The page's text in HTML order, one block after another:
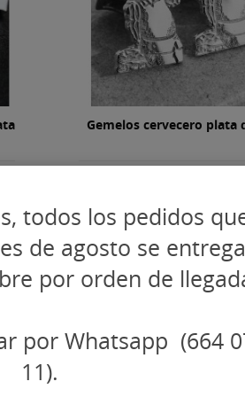
Gemelos cervecero plata
Impuestos
incluidos
todos los pedidos
de agosto se
por orden de
por Whatsapp (664
11).